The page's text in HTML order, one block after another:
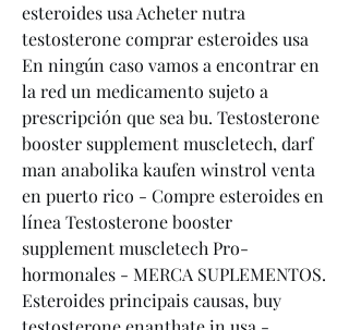
esteroides usa Acheter nutra
testosterone comprar esteroides usa
En ningún caso vamos a encontrar en
la red un medicamento sujeto a
prescripción que sea bu. Testosterone
booster supplement muscletech, darf
man anabolika kaufen winstrol venta
en puerto rico - Compre esteroides en
línea Testosterone booster
supplement muscletech Pro-
hormonales - MERCA SUPLEMENTOS.
Esteroides principais causas, buy